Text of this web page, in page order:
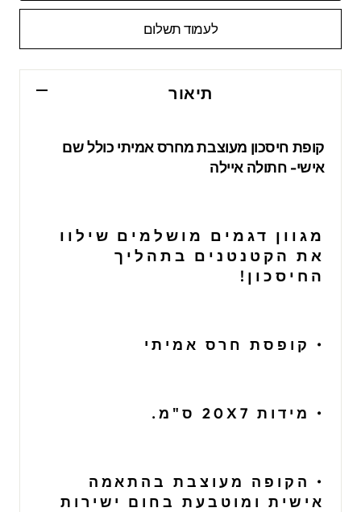
לעמוד תשלום
תיאור
קופת חיסכון מעוצבת מחרס אמיתי כולל שם
אישי- חתולה איילה
מגוון דגמים מושלמים שילוו
את הקטנטנים בתהליך
החיסכון!
• קופסת חרס אמיתי
• מידות 20X7 ס"מ.
• הקופה מעוצבת בהתאמה
אישית ומוטבעת בחום ישירות